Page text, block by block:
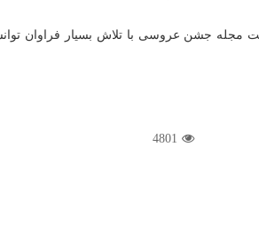
جشن عروسی با تلاش بسیار فراوان
4801